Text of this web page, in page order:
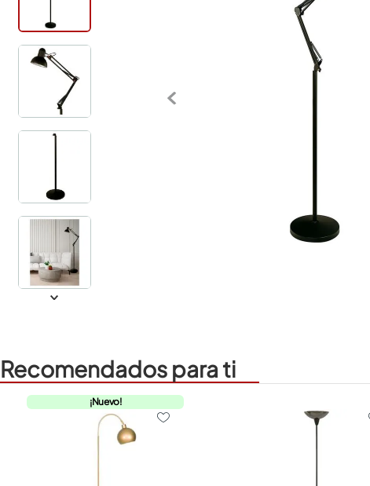
Recomendados para ti
¡Nuevo!